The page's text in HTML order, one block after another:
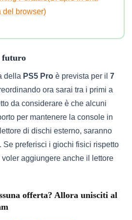
del browser)
futuro
della PS5 Pro è prevista per il 7
ora sarai tra i primi a
da considerare è che alcuni
per mantenere la console in
di dischi esterno, saranno
Se preferisci i giochi fisici rispetto
aggiungere anche il lettore
offerta? Allora unisciti al